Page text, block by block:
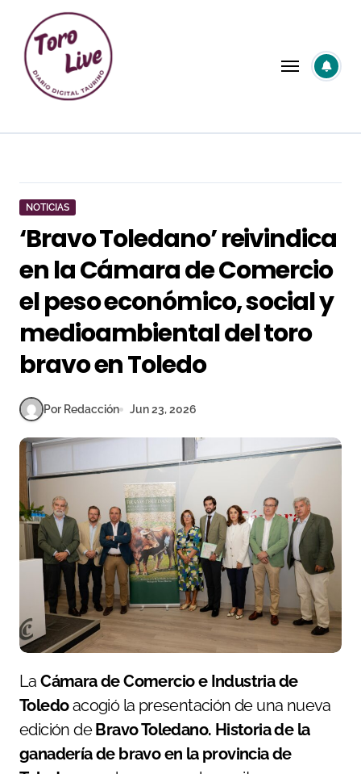
contenido
NOTICIAS
‘Bravo Toledano’ reivindica
en la Cámara de Comercio
el peso económico, social y
medioambiental del toro
bravo en Toledo
Por Redacción Jun 23, 2026
LaCámara de Comercio e Industria de
Toledoacogió la presentación de una nueva
edición deBravo Toledano. Historia de la
ganadería de bravo en la provincia de